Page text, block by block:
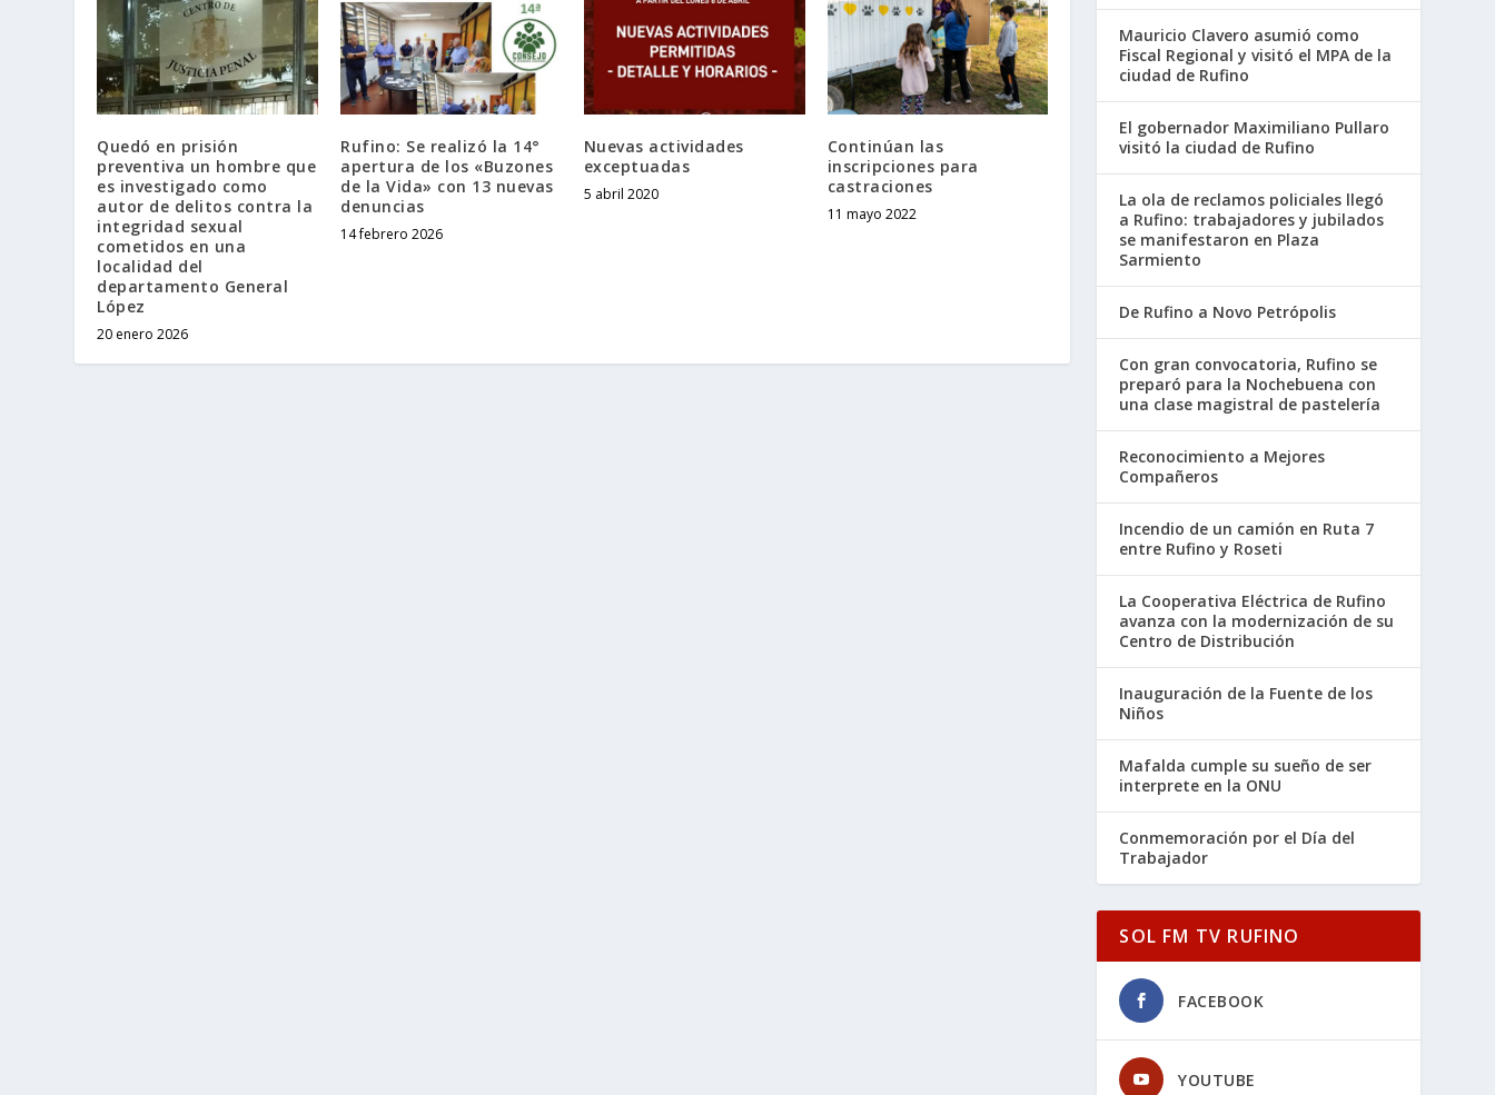
Quedó en prisión
preventiva un hombre que
es investigado como
autor de delitos contra la
integridad sexual
cometidos en una
localidad del
departamento General
López
20 enero 2026
Rufino: Se realizó la 14°
apertura de los «Buzones
de la Vida» con 13 nuevas
denuncias
14 febrero 2026
Nuevas actividades
exceptuadas
5 abril 2020
Continúan las
inscripciones para
castraciones
11 mayo 2022
Mauricio Clavero asumió como
Fiscal Regional y visitó el MPA de la
ciudad de Rufino
El gobernador Maximiliano Pullaro
visitó la ciudad de Rufino
La ola de reclamos policiales llegó
a Rufino: trabajadores y jubilados
se manifestaron en Plaza
Sarmiento
De Rufino a Novo Petrópolis
Con gran convocatoria, Rufino se
preparó para la Nochebuena con
una clase magistral de pastelería
Reconocimiento a Mejores
Compañeros
Incendio de un camión en Ruta 7
entre Rufino y Roseti
La Cooperativa Eléctrica de Rufino
avanza con la modernización de su
Centro de Distribución
Inauguración de la Fuente de los
Niños
Mafalda cumple su sueño de ser
interprete en la ONU
Conmemoración por el Día del
Trabajador
SOL FM TV RUFINO
FACEBOOK
YOUTUBE